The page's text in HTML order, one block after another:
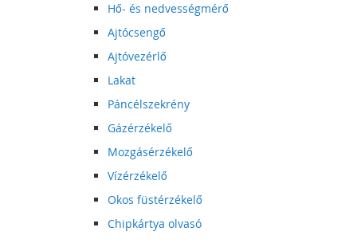
Hő- és nedvességmérő
Ajtócsengő
Ajtóvezérlő
Lakat
Páncélszekrény
Gázérzékelő
Mozgásérzékelő
Vízérzékelő
Okos füstérzékelő
Chipkártya olvasó